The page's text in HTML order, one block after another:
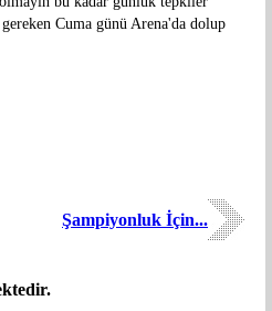
Cuma günü Arena'da dolup
Şampiyonluk İçin...